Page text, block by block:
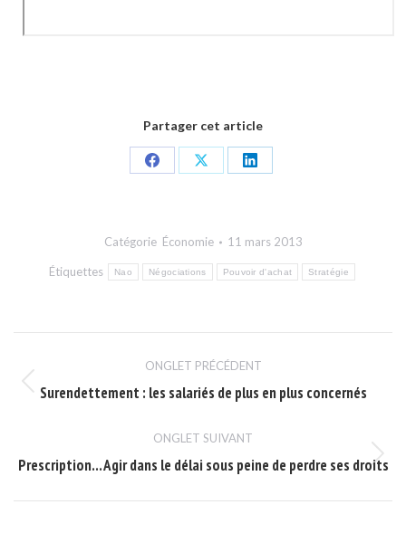
Partager cet article
Share
Share
Share
Catégorie Économie 11 mars 2013
Étiquettes Nao Négociations Pouvoir d'achat Stratégie
de
ONGLET PRÉCÉDENT
Onglet
Surendettement : les salariés de plus en plus concernés
ONGLET SUIVANT
Onglet
Prescription… Agir dans le délai sous peine de perdre ses droits